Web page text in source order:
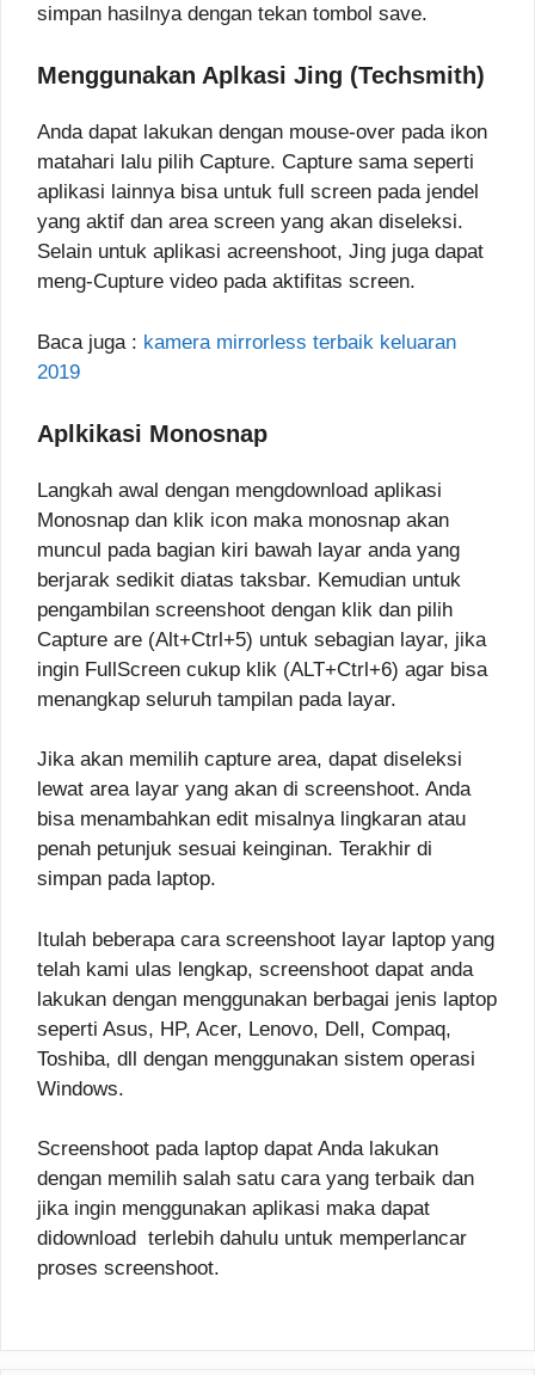
simpan hasilnya dengan tekan tombol save.
Menggunakan Aplkasi Jing (Techsmith)
Anda dapat lakukan dengan mouse-over pada ikon
matahari lalu pilih Capture. Capture sama seperti
aplikasi lainnya bisa untuk full screen pada jendel
yang aktif dan area screen yang akan diseleksi.
Selain untuk aplikasi acreenshoot, Jing juga dapat
meng-Cupture video pada aktifitas screen.
Baca juga : kamera mirrorless terbaik keluaran
2019
Aplkikasi Monosnap
Langkah awal dengan mengdownload aplikasi
Monosnap dan klik icon maka monosnap akan
muncul pada bagian kiri bawah layar anda yang
berjarak sedikit diatas taksbar. Kemudian untuk
pengambilan screenshoot dengan klik dan pilih
Capture are (Alt+Ctrl+5) untuk sebagian layar, jika
ingin FullScreen cukup klik (ALT+Ctrl+6) agar bisa
menangkap seluruh tampilan pada layar.
Jika akan memilih capture area, dapat diseleksi
lewat area layar yang akan di screenshoot. Anda
bisa menambahkan edit misalnya lingkaran atau
penah petunjuk sesuai keinginan. Terakhir di
simpan pada laptop.
Itulah beberapa cara screenshoot layar laptop yang
telah kami ulas lengkap, screenshoot dapat anda
lakukan dengan menggunakan berbagai jenis laptop
seperti Asus, HP, Acer, Lenovo, Dell, Compaq,
Toshiba, dll dengan menggunakan sistem operasi
Windows.
Screenshoot pada laptop dapat Anda lakukan
dengan memilih salah satu cara yang terbaik dan
jika ingin menggunakan aplikasi maka dapat
didownload terlebih dahulu untuk memperlancar
proses screenshoot.